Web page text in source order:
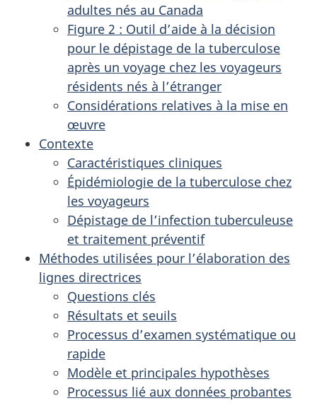
adultes nés au Canada
Figure 2 : Outil d’aide à la décision
pour le dépistage de la tuberculose
après un voyage chez les voyageurs
résidents nés à l’étranger
Considérations relatives à la mise en
œuvre
Contexte
Caractéristiques cliniques
Épidémiologie de la tuberculose chez
les voyageurs
Dépistage de l’infection tuberculeuse
et traitement préventif
Méthodes utilisées pour l’élaboration des
lignes directrices
Questions clés
Résultats et seuils
Processus d’examen systématique ou
rapide
Modèle et principales hypothèses
Processus lié aux données probantes